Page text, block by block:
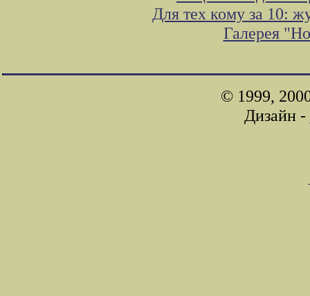
Для тех кому за 10:
Галерея
© 1999,
Дизайн -